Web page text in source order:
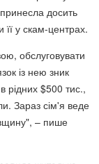
досить
її у скам-центрах.
обслуговувати
із нею зник
рідних $500 тис.,
Зараз сім'я веде
– пише